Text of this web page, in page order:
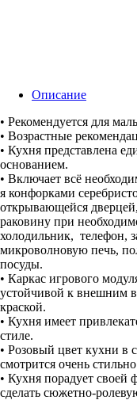
Описание
• Рекомендуется для
• Возрастные
• Кухня представлена
основанием.
• Включает всё
я конфорками
открывающейся
раковину при
холодильник, телефон,
микроволновую печь,
посуды.
• Каркас игрового
устойчивой к внешним
краской.
• Кухня имеет
стиле.
• Розовый цвет кухни в
смотрится очень
• Кухня порадует своей
сделать сюжетно-